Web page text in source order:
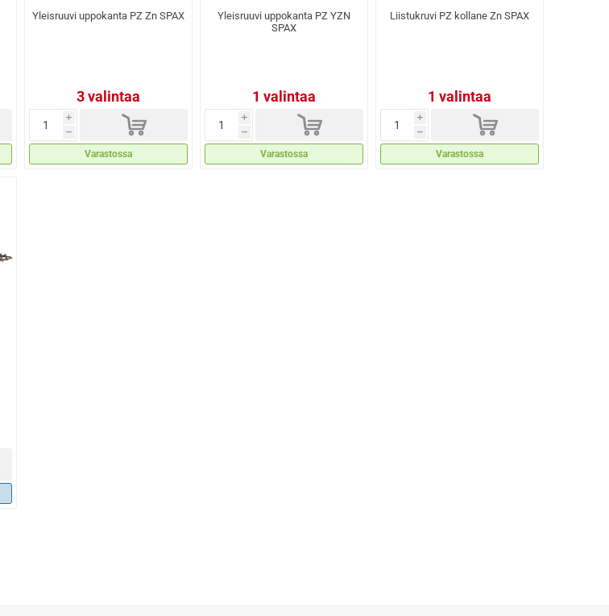
Yleisruuvi uppokanta PZ Zn SPAX
3 valintaa
i
h d
Varastossa
Yleisruuvi uppokanta PZ YZN
SPAX
1 valintaa
i
h d
Varastossa
Liistukruvi PZ kollane Zn SPAX
1 valintaa
i
h d
Varastossa